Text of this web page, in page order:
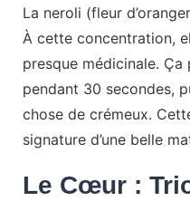
La neroli (fleur
À cette concentration,
presque médicinale.
pendant 30 secondes,
chose de crémeux.
signature d’une belle
Le Cœur :